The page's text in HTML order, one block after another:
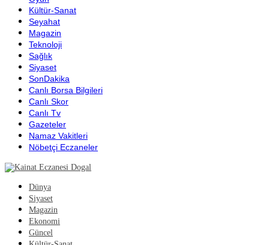
Kültür-Sanat
Seyahat
Magazin
Teknoloji
Sağlık
Siyaset
SonDakika
Canlı Borsa Bilgileri
Canlı Skor
Canlı Tv
Gazeteler
Namaz Vakitleri
Nöbetçi Eczaneler
Dünya
Siyaset
Magazin
Ekonomi
Güncel